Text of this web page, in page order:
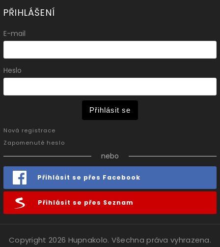
PŘIHLÁŠENÍ
E-mail
Heslo
Přihlásit se
Nová registrace
Zapomenuté heslo
nebo
Přihlásit se přes Facebook
Přihlásit se přes Seznam
Copyright 2026 Hupnakolo. Všechna práva vyhrazena.